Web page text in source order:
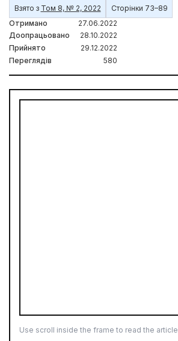
Взято з Том 8, № 2, 2022
Сторінки 73–89
Отримано
27.06.2022
Доопрацьовано
28.10.2022
Прийнято
29.12.2022
Переглядів
580
Use scroll inside the frame to read the article